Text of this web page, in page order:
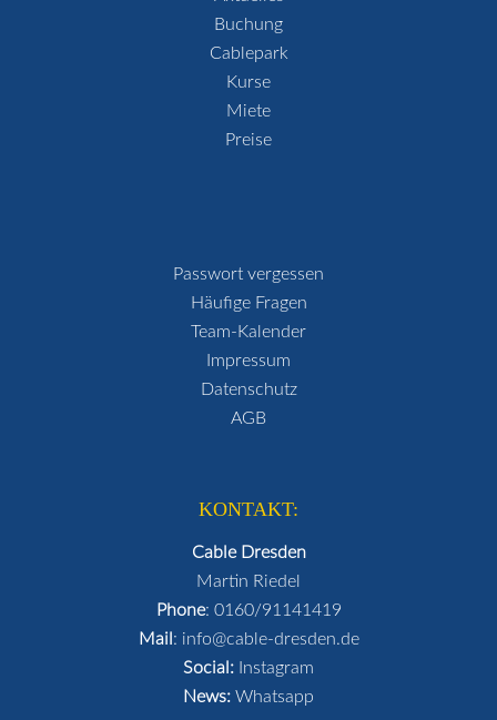
Buchung
Cablepark
Kurse
Miete
Preise
Passwort vergessen
Häufige Fragen
Team-Kalender
Impressum
Datenschutz
AGB
KONTAKT:
Cable Dresden
Martin Riedel
Phone: 0160/91141419
Mail : info@cable-dresden.de
Social: Instagram
News: Whatsapp